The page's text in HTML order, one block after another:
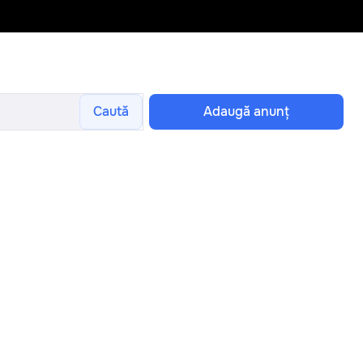
Caută Adaugă anunţ